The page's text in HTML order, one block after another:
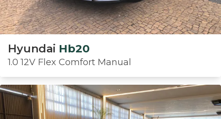
Hyundai Hb20
1.0 12V Flex Comfort Manual